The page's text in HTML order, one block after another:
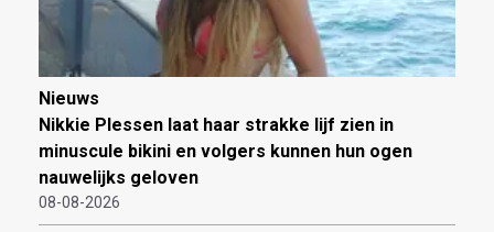
Nieuws
Nikkie Plessen laat haar strakke lijf zien in
minuscule bikini en volgers kunnen hun ogen
nauwelijks geloven
08-08-2026